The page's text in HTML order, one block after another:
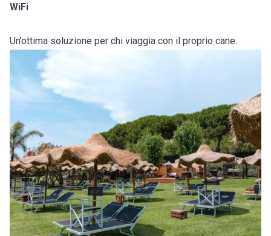
WiFi
Un’ottima soluzione per chi viaggia con il proprio cane.